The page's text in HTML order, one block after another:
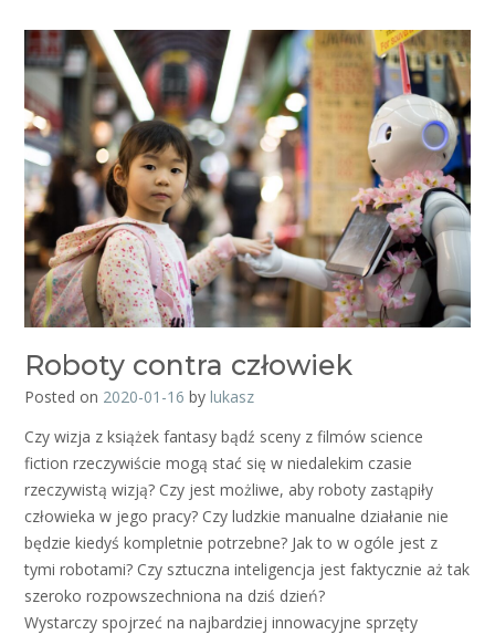
Roboty contra człowiek
Posted on 2020-01-16 by lukasz
Czy wizja z książek fantasy bądź sceny z filmów science
fiction rzeczywiście mogą stać się w niedalekim czasie
rzeczywistą wizją? Czy jest możliwe, aby roboty zastąpiły
człowieka w jego pracy? Czy ludzkie manualne działanie nie
będzie kiedyś kompletnie potrzebne? Jak to w ogóle jest z
tymi robotami? Czy sztuczna inteligencja jest faktycznie aż tak
szeroko rozpowszechniona na dziś dzień?
Wystarczy spojrzeć na najbardziej innowacyjne sprzęty